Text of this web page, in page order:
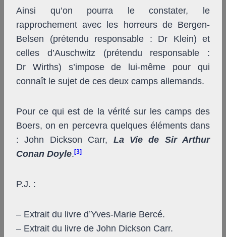
Ainsi qu’on pourra le constater, le
rapprochement avec les horreurs de Bergen-
Belsen (prétendu responsable : Dr Klein) et
celles d’Auschwitz (prétendu responsable :
Dr Wirths) s’impose de lui-même pour qui
connaît le sujet de ces deux camps allemands.
Pour ce qui est de la vérité sur les camps des
Boers, on en percevra quelques éléments dans
: John Dickson Carr, La Vie de Sir Arthur
Conan Doyle. [3]
P.J. :
– Extrait du livre d’Yves-Marie Bercé.
– Extrait du livre de John Dickson Carr.